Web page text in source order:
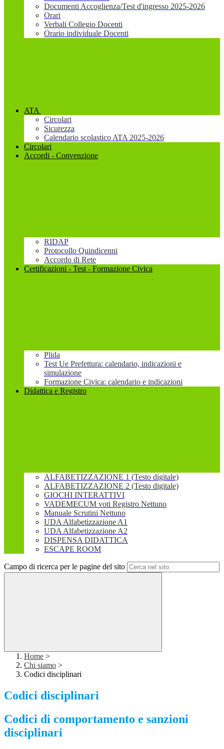
Documenti Accoglienza/Test d'ingresso 2025-2026
Orari
Verbali Collegio Docenti
Orario individuale Docenti
ATA
Circolari
Sicurezza
Calendario scolastico ATA 2025-2026
Circolari
Accordi - Convenzione
RIDAP
Protocollo Quindicenni
Accordo di Rete
Certificazioni - Test - Formazione Civica
Plida
Test Ue Prefettura: calendario, indicazioni e
simulazione
Formazione Civica: calendario e indicazioni
Didattica e Registro
ALFABETIZZAZIONE 1 (Testo digitale)
ALFABETIZZAZIONE 2 (Testo digitale)
GIOCHI INTERATTIVI
VADEMECUM voti Registro Nettuno
Manuale Scrutini Nettuno
UDA Alfabetizzazione A1
UDA Alfabetizzazione A2
DISPENSA DIDATTICA
ESCAPE ROOM
Campo di ricerca per le pagine del sito
Home >
Chi siamo >
Codici disciplinari
Codici disciplinari
Codici di comportamento e sanzioni
disciplinari